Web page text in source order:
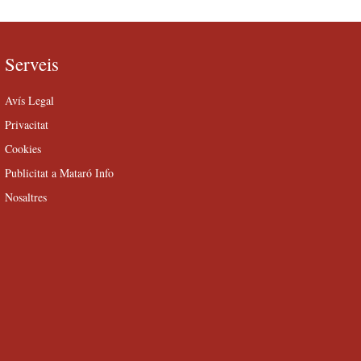
Serveis
Avís Legal
Privacitat
Cookies
Publicitat a Mataró Info
Nosaltres